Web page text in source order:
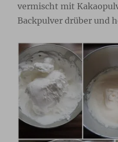
vermischt mit
Backpulver drüber und